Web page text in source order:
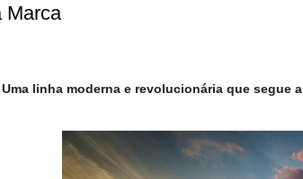
Marca
Uma linha moderna e revolucionária que segue